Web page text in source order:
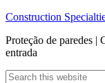
Construction
Proteção de paredes |
entrada